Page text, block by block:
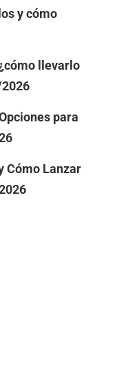
y cómo
llevarlo
para
Cómo Lanzar